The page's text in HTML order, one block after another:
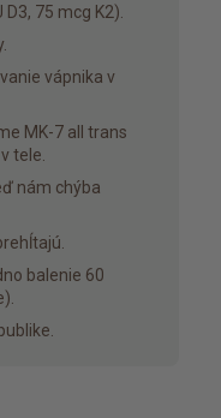
75 mcg K2).
vápnika v
MK-7 all trans
tele.
nám chýba
balenie 60